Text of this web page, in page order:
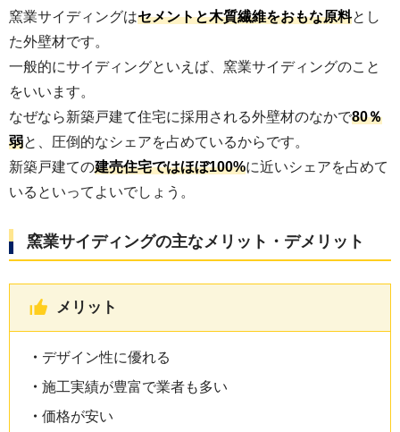
窯業サイディングはセメントと木質繊維をおもな原料とし
た外壁材です。
一般的にサイディングといえば、窯業サイディングのこと
をいいます。
なぜなら新築戸建て住宅に採用される外壁材のなかで80％
弱と、圧倒的なシェアを占めているからです。
新築戸建ての建売住宅ではほぼ100%に近いシェアを占めて
いるといってよいでしょう。
窯業サイディングの主なメリット・デメリット
メリット
デザイン性に優れる
施工実績が豊富で業者も多い
価格が安い